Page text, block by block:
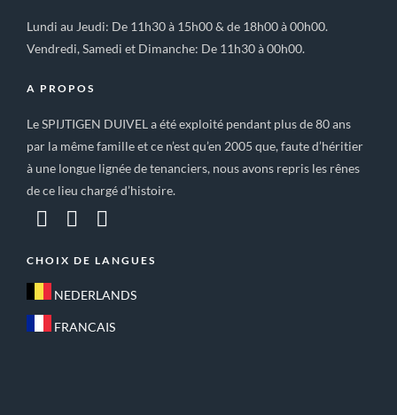
Lundi au Jeudi: De 11h30 à 15h00 & de 18h00 à 00h00.
Vendredi, Samedi et Dimanche: De 11h30 à 00h00.
A PROPOS
Le SPIJTIGEN DUIVEL a été exploité pendant plus de 80 ans
par la même famille et ce n’est qu’en 2005 que, faute d’héritier
à une longue lignée de tenanciers, nous avons repris les rênes
de ce lieu chargé d’histoire.
CHOIX DE LANGUES
NEDERLANDS
FRANCAIS